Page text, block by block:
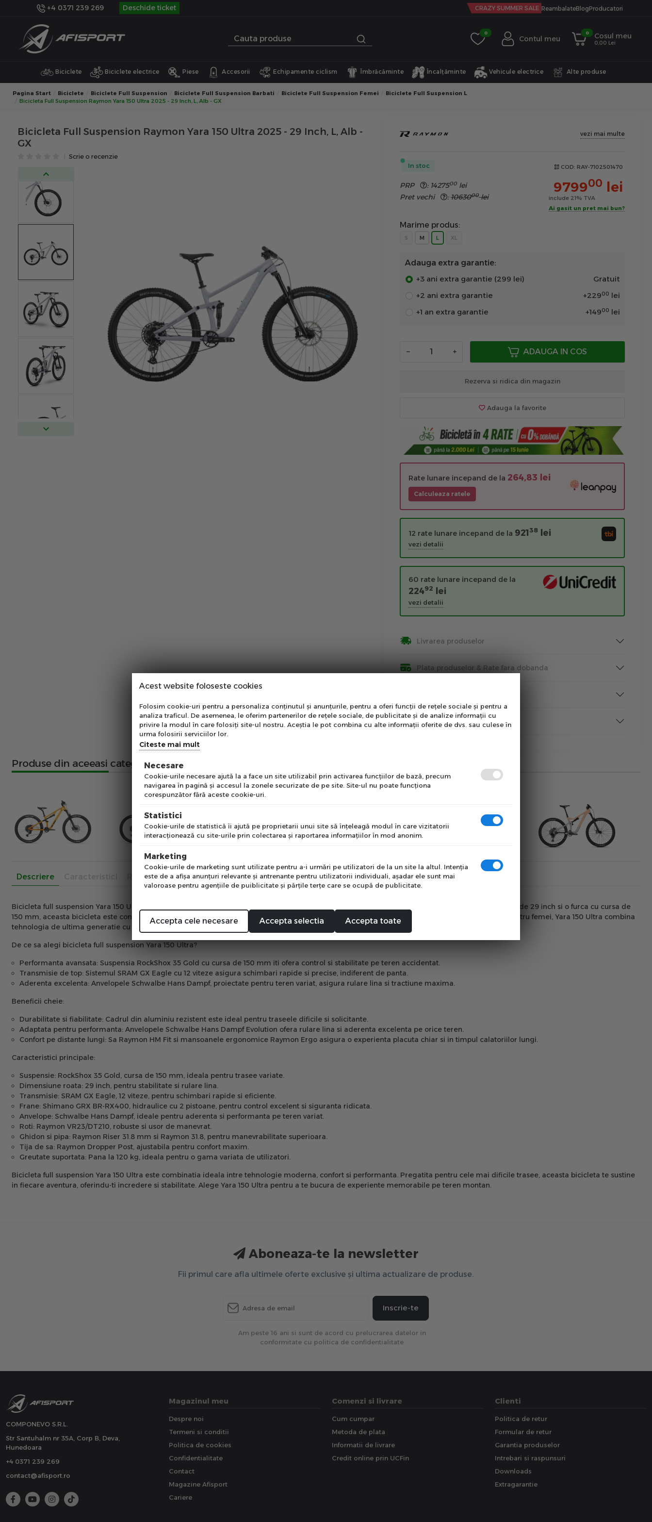
+4 0371 239 269 Deschide ticket CRAZY SUMMER SALE ReambalateBlogProducatori
0
Contul meu
0 Cosul meu
0,00 Lei
Biciclete Biciclete electrice Piese Accesorii Echipamente ciclism Îmbrăcăminte Încalțăminte Vehicule electrice Alte produse
Pagina Start Biciclete Biciclete Full Suspension Biciclete Full Suspension Barbati Biciclete Full Suspension Femei
Biciclete Full Suspension L
Bicicleta Full Suspension Raymon Yara 150 Ultra 2025 - 29 Inch, L, Alb - GX
Bicicleta Full Suspension Raymon Yara 150 Ultra 2025 - 29 Inch, L, Alb -
GX
Scrie o recenzie
vezi mai multe
In stoc COD: RAY-7102501470
PRP : 1427500 lei
Pret vechi
:1063000lei
979900 lei
include 21% TVA
Ai gasit un pret mai bun?
Marime produs:
S M L XL
Adauga extra garantie:
+3 ani extra garantie (299 lei)
Gratuit
+2 ani extra garantie
+22900 lei
+1 an extra garantie
+14900 lei
− + ADAUGA IN COS
Rezerva si ridica din magazin
Adauga la favorite
Rate lunare incepand de la 264,83 lei
Calculeaza ratele
12 rate lunare incepand de la 92138 lei
vezi detalii
60 rate lunare incepand de la
22492 lei
vezi detalii
Livrarea produselor
Plata produselor & Rate fara dobanda
Informare
Produse din aceeasi categorie
Descriere Recenzii
Bicicleta full suspension Yara 150 Ultra
este partenerul perfect pentru exploratorii pasionati de trasee montane. Cu un cadru din aluminiu, roti mari de 29 inch si o furca cu cursa de
150 mm, aceasta bicicleta este conceputa pentru a oferi performanta superioara si confort in orice situatie. Proiectata atat pentru barbati, cat si pentru femei, Yara 150 Ultra combina
tehnologia de ultima generatie cu durabilitatea pentru a transforma fiecare aventura intr-o experienta memorabila.
De ce sa alegi bicicleta full suspension Yara 150 Ultra?
Performanta avansata: Suspensia RockShox 35 Gold cu cursa de 150 mm iti ofera control si stabilitate pe teren accidentat.
Transmisie de top: Sistemul SRAM GX Eagle cu 12 viteze asigura schimbari rapide si precise, indiferent de panta.
Aderenta excelenta: Anvelopele Schwalbe Hans Dampf, proiectate pentru teren variat, asigura rulare lina si tractiune maxima.
Beneficii cheie:
Durabilitate si fiabilitate: Cadrul din aluminiu rezistent este ideal pentru traseele dificile si solicitante.
Adaptata pentru performanta: Anvelopele Schwalbe Hans Dampf Evolution ofera rulare lina si aderenta excelenta pe orice teren.
Confort pe distante lungi: Sa Raymon HM Fit si mansoanele ergonomice Raymon Ergo asigura o experienta placuta chiar si in timpul calatoriilor lungi.
Caracteristici principale:
Suspensie: RockShox 35 Gold, cursa de 150 mm, ideala pentru trasee variate.
Dimensiune roata: 29 inch, pentru stabilitate si rulare lina.
Transmisie: SRAM GX Eagle, 12 viteze, pentru schimbari rapide si eficiente.
Frane: Shimano GRX BR-RX400, hidraulice cu 2 pistoane, pentru control excelent si siguranta ridicata.
Anvelope: Schwalbe Hans Dampf, ideale pentru aderenta si performanta pe teren variat.
Roti: Raymon VR23/DT210, robuste si usor de manevrat.
Ghidon si pipa: Raymon Riser 31.8 mm si Raymon 31.8, pentru manevrabilitate superioara.
Tija de sa: Raymon Dropper Post, ajustabila pentru confort maxim.
Greutate suportata: Pana la 120 kg, ideala pentru o gama variata de utilizatori.
Bicicleta full suspension Yara 150 Ultra este combinatia ideala intre tehnologie moderna, confort si performanta. Pregatita pentru cele mai dificile trasee, aceasta bicicleta te sustine
in fiecare aventura, oferindu-ti incredere si stabilitate. Alege Yara 150 Ultra pentru a te bucura de experiente memorabile pe teren montan.
Aboneaza-te la newsletter
Fii primul care afla ultimele oferte exclusive și ultima actualizare de produse.
Inscrie-te
Am peste 16 ani si sunt de acord cu prelucrarea datelor in
conformitate cu politica de confidentialitate
COMPONEVO S.R.L.
Str Santuhalm nr 35A, Corp B, Deva,
Hunedoara
+4 0371 239 269
contact@afisport.ro
Magazinul meu
Despre noi
Termeni si conditii
Politica de cookies
Confidentialitate
Contact
Magazine Afisport
Cariere
Comenzi si livrare
Cum cumpar
Metoda de plata
Informatii de livrare
Credit online prin UCFin
Clienti
Politica de retur
Formular de retur
Garantia produselor
Intrebari si raspunsuri
Downloads
Extragarantie
Acest website foloseste cookies
Folosim cookie-uri pentru a personaliza conținutul și anunțurile, pentru a oferi funcții de rețele sociale și pentru a
analiza traficul. De asemenea, le oferim partenerilor de rețele sociale, de publicitate și de analize informații cu
privire la modul în care folosiți site-ul nostru. Aceștia le pot combina cu alte informații oferite de dvs. sau culese în
urma folosirii serviciilor lor.
Citeste mai mult
Necesare
Cookie-urile necesare ajută la a face un site utilizabil prin activarea funcţiilor de bază, precum
navigarea în pagină şi accesul la zonele securizate de pe site. Site-ul nu poate funcţiona
corespunzător fără aceste cookie-uri.
Statistici
Cookie-urile de statistică îi ajută pe proprietarii unui site să înţeleagă modul în care vizitatorii
interacţionează cu site-urile prin colectarea şi raportarea informaţiilor în mod anonim.
Marketing
Cookie-urile de marketing sunt utilizate pentru a-i urmări pe utilizatori de la un site la altul. Intenţia
este de a afişa anunţuri relevante şi antrenante pentru utilizatorii individuali, aşadar ele sunt mai
valoroase pentru agenţiile de puiblicitate şi părţile terţe care se ocupă de publicitate.
Accepta cele necesare Accepta selectia Accepta toate
Abonare Newsletter
Abonează-te la newsletter
pentru a primi cele mai noi
Mă abonez